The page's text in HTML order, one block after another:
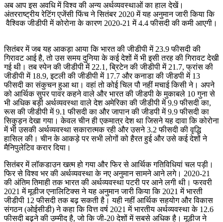
अब आप इस अवधि में विश्व की अन्य अर्थव्यवस्थाओं का हाल देखें।
अंतरराष्ट्रीय रेटिंग एजेंसी फिंच ने सितंबर 2020 में यह अनुमान जारी किया कि
वैश्विक जीडीपी में कोरोना के कारण 2020-21 में 4.4 फीसदी की कमी आएगी।
सितंबर में जब यह आकड़ा आया कि भारत की जीडीपी में 23.9 फीसदी की
गिरावट आई है, तो उस समय दुनिया के कई देशों में भी इसी तरह की गिरावट देखी
गई थी। तब स्पेन की जीडीपी में 22.1, ब्रिटेन की जीडीपी में 21.7, फ्रांस की
जीडीपी में 18.9, इटली की जीडीपी में 17.7 और कनाडा की जीडपी में 13
फीसदी का संकुचन हुआ था। वहां तो कोई चिल पौ नहीं मचाई किसी ने। अपने
को आर्थिक सुपर पावर कहने वाले और भारत की जीडपी के मुकाबले 10 गुना से
भी अधिक बड़ी अर्थव्यवस्था वाले देश अमेरिका की जीडीपी में 9.9 फीसदी का,
रूस की जीडीपी में 9.1 फीसदी का और जापान की जीडपी में 9.9 फीसदी का
सिकुड़न देखा गया। केवल चीन ही एकमात्र देश था जिसने यह दावा कि कोरोना
में भी उसकी अर्थव्यवस्था सकारात्मक रही और उसने 3.2 फीसदी की वृद्धि
हासिल की। चीन के आकड़े पर सभी लोगों को हैरत हुई और उसे कई देशों ने
मैनिपुलेटिव करार दिया।
सितंबर में लॉकडाउन खत्म हो गया और फिर से आर्थिक गतिविधियां चल पड़ी।
फिर से विश्व भर की अर्थव्यवस्था के नए अनुमान सामने आने लगे। 2020-21
की अंतिम तिमाही तक भारत की अर्थव्यवस्था पटरी पर आने लगी थी। फरवरी
2021 में मूडीज एनालिटिक्स ने यह अनुमान जारी किया कि 2021 में भारती
जीडीपी 12 फीसदी तक बढ़ सकती है। यही नहीं आर्थिक सहयोग और विकास
संगठन (ओईसीडी) ने कहा कि वित्त वर्ष 2021 में भारतीय अर्थव्यवस्था के 12.6
फीसदी बढ़ने की उम्मीद है, जो कि जी-20 देशों में सबसे अधिक है। मूडीज ने